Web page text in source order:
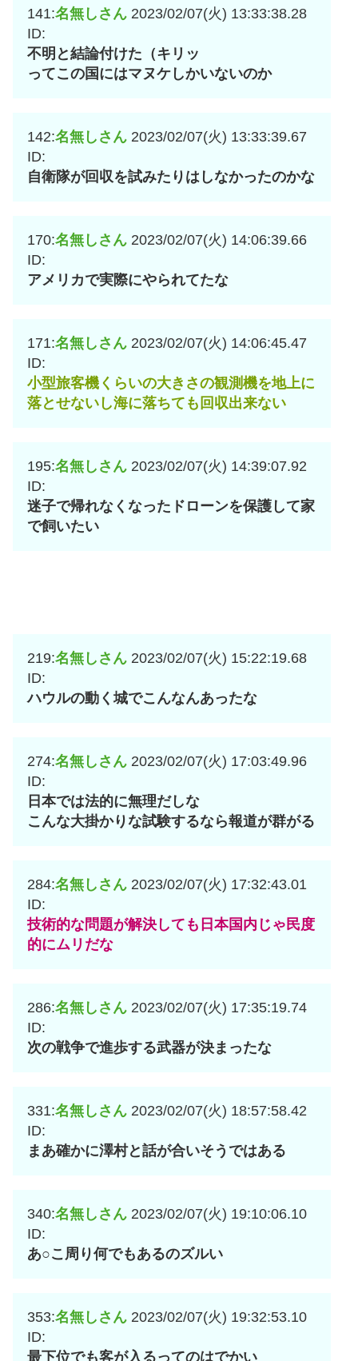
141:名無しさん 2023/02/07(火) 13:33:38.28
ID:
不明と結論付けた（キリッ
ってこの国にはマヌケしかいないのか
142:名無しさん 2023/02/07(火) 13:33:39.67
ID:
自衛隊が回収を試みたりはしなかったのかな
170:名無しさん 2023/02/07(火) 14:06:39.66
ID:
アメリカで実際にやられてたな
171:名無しさん 2023/02/07(火) 14:06:45.47
ID:
小型旅客機くらいの大きさの観測機を地上に
落とせないし海に落ちても回収出来ない
195:名無しさん 2023/02/07(火) 14:39:07.92
ID:
迷子で帰れなくなったドローンを保護して家
で飼いたい
219:名無しさん 2023/02/07(火) 15:22:19.68
ID:
ハウルの動く城でこんなんあったな
274:名無しさん 2023/02/07(火) 17:03:49.96
ID:
日本では法的に無理だしな
こんな大掛かりな試験するなら報道が群がる
284:名無しさん 2023/02/07(火) 17:32:43.01
ID:
技術的な問題が解決しても日本国内じゃ民度
的にムリだな
286:名無しさん 2023/02/07(火) 17:35:19.74
ID:
次の戦争で進歩する武器が決まったな
331:名無しさん 2023/02/07(火) 18:57:58.42
ID:
まあ確かに澤村と話が合いそうではある
340:名無しさん 2023/02/07(火) 19:10:06.10
ID:
あ○こ周り何でもあるのズルい
353:名無しさん 2023/02/07(火) 19:32:53.10
ID:
最下位でも客が入るってのはでかい